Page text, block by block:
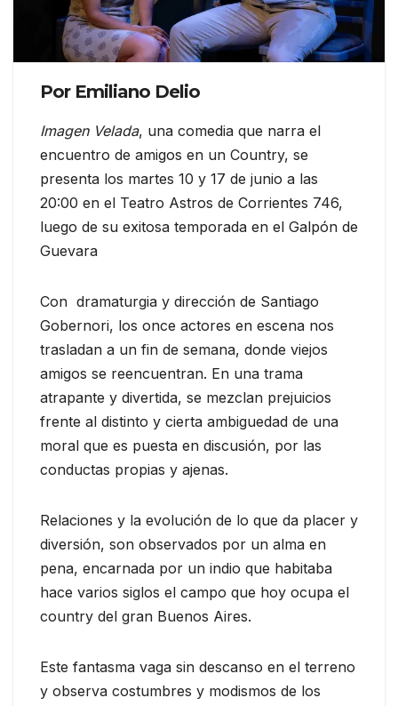
Por Emiliano Delio
Imagen Velada, una comedia que narra el
encuentro de amigos en un Country, se
presenta los martes 10 y 17 de junio a las
20:00 en el Teatro Astros de Corrientes 746,
luego de su exitosa temporada en el Galpón de
Guevara
Con dramaturgia y dirección de Santiago
Gobernori, los once actores en escena nos
trasladan a un fin de semana, donde viejos
amigos se reencuentran. En una trama
atrapante y divertida, se mezclan prejuicios
frente al distinto y cierta ambiguedad de una
moral que es puesta en discusión, por las
conductas propias y ajenas.
Relaciones y la evolución de lo que da placer y
diversión, son observados por un alma en
pena, encarnada por un indio que habitaba
hace varios siglos el campo que hoy ocupa el
country del gran Buenos Aires.
Este fantasma vaga sin descanso en el terreno
y observa costumbres y modismos de los